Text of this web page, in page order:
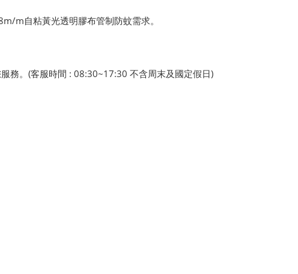
m自粘黃光透明膠布管制防蚊需求。
務。(客服時間 : 08:30~17:30 不含周末及國定假日)